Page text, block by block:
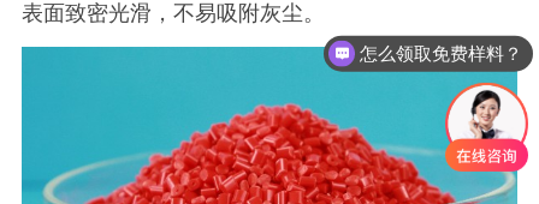
表面致密光滑，不易吸附灰尘。
怎么领取免费样料？